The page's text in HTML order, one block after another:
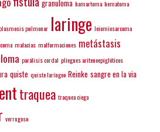
granuloma hamartoma hematoma
pulmonar laringe leiomiosarcoma
malacias malformaciones metástasis
parálisis cordal pliegues aritenoepiglóticos
quiste quiste laríngeo Reinke sangre en la via
traquea traquea ciega
verrugoso